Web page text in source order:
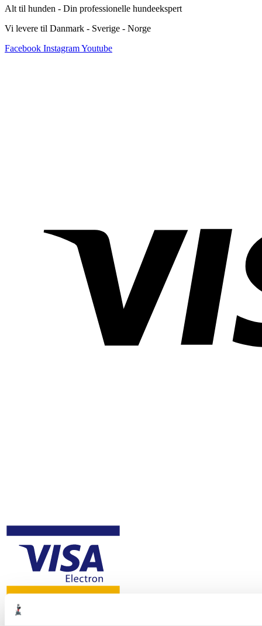
Alt til hunden - Din professionelle hundeekspert
Vi levere til Danmark - Sverige - Norge
Facebook InstagramYoutube